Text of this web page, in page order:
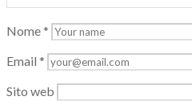
Nome*
Email *
Sito web